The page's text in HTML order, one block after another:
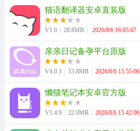
猫语翻译器安卓直装版
V1.0 28.8MB 2026/8/6 16:05:07
亲亲日记备孕平台原版
V4.0.3 53.8MB 2026/8/6 15:55:06
懒猫笔记本安卓官方版
V1.4.9 22.0MB 2026/8/6 15:42:06